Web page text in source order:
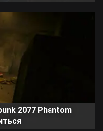
2077 Phantom